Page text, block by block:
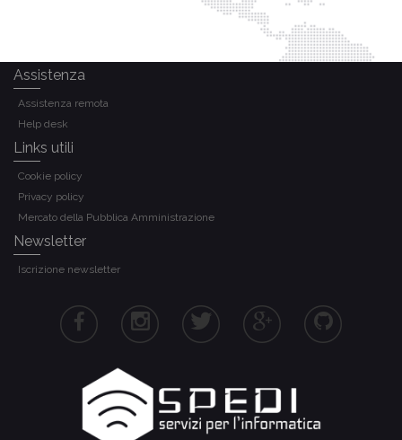
Assistenza
Assistenza remota
Help desk
Links utili
Cookie policy
Privacy policy
Mercato della Pubblica Amministrazione
Newsletter
Iscrizione newsletter